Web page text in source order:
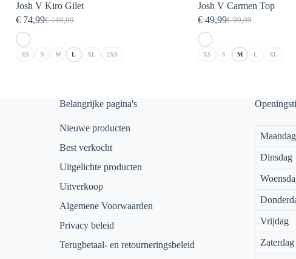
Josh V Kiro Gilet
€149,99
Oorspronkelijke
€ 149,99.
€74,99Huidige
€ 74,99.
XS S M L XL 2XS
Josh V Carmen Top
€99,99
Oorspronkelijke
was:
€ 99,99.
€49,99Huidige
€ 49,99.
XS S M L XL
Belangrijke pagina's
Nieuwe producten
Best verkocht
Uitgelichte producten
Uitverkoop
Algemene Voorwaarden
Privacy beleid
Terugbetaal- en retourneringsbeleid
Maandag
Dinsdag
Vrijdag
Zaterdag